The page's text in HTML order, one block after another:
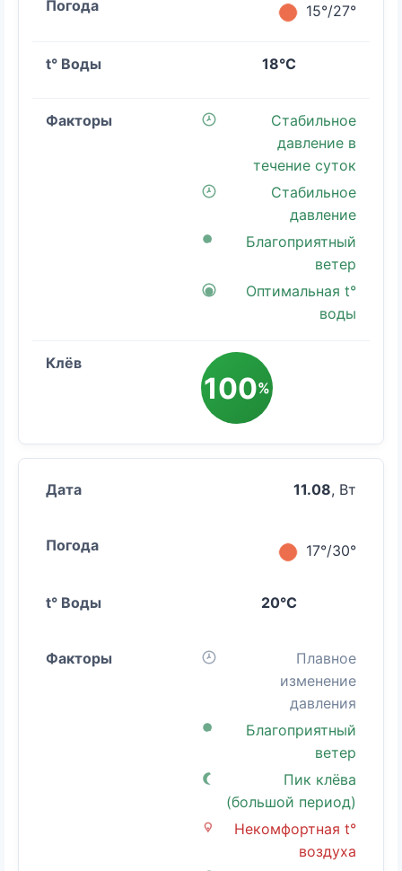
15°/27°
18°C
Стабильное
давление в
течение суток
Стабильное
давление
Благоприятный
ветер
Оптимальная t°
воды
100%
11.08, Вт
17°/30°
20°C
Плавное
изменение
давления
Благоприятный
ветер
Пик клёва
(большой период)
Некомфортная t°
воздуха